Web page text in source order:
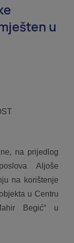
u
na prijedlog
Aljoše
na korištenje
u Centru
Begić“ u